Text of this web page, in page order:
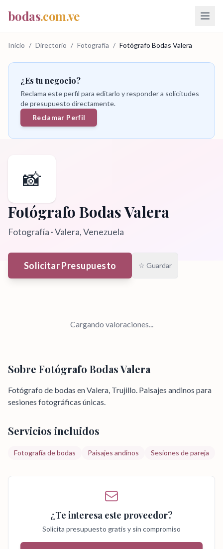
bodas.com.ve
Inicio / Directorio / Fotografía / Fotógrafo Bodas Valera
¿Es tu negocio?
Reclama este perfil para editarlo y responder a solicitudes
de presupuesto directamente.
Reclamar Perfil
📸
Fotógrafo Bodas Valera
Fotografía ·Valera, Venezuela
Solicitar Presupuesto ☆ Guardar
Cargando valoraciones...
Sobre Fotógrafo Bodas Valera
Fotógrafo de bodas en Valera, Trujillo. Paisajes andinos para
sesiones fotográficas únicas.
Servicios incluidos
Fotografía de bodas Paisajes andinos Sesiones de pareja
¿Te interesa este proveedor?
Solicita presupuesto gratis y sin compromiso